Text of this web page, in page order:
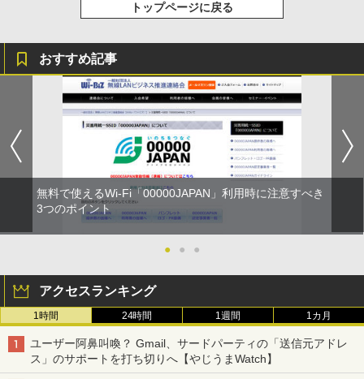
トップページに戻る
おすすめ記事
無料で使えるWi-Fi「00000JAPAN」利用時に注意すべき
3つのポイント
● ● ●
アクセスランキング
1時間 24時間 1週間 1カ月
ユーザー阿鼻叫喚？ Gmail、サードパーティの「送信元アドレ
ス」のサポートを打ち切りへ【やじうまWatch】